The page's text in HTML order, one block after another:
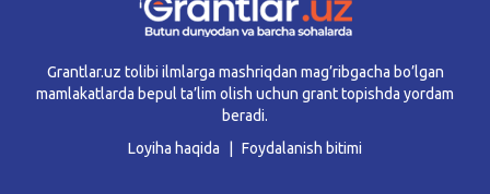
Grantlar.uz tolibi ilmlarga mashriqdan mag’ribgacha bo’lgan
mamlakatlarda bepul ta’lim olish uchun grant topishda yordam
beradi.
Loyiha haqida
Foydalanish bitimi